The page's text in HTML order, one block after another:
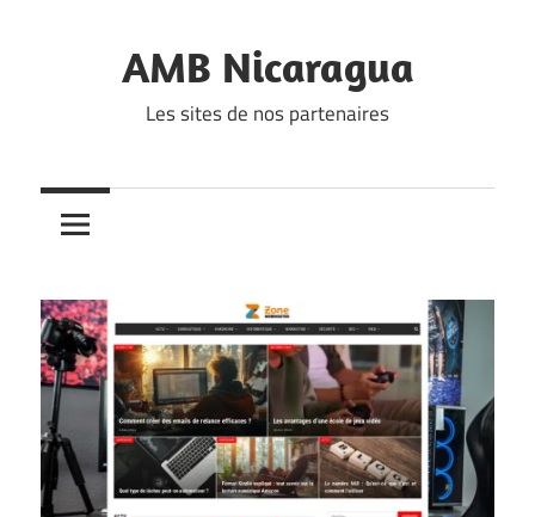
AMB Nicaragua
Les sites de nos partenaires